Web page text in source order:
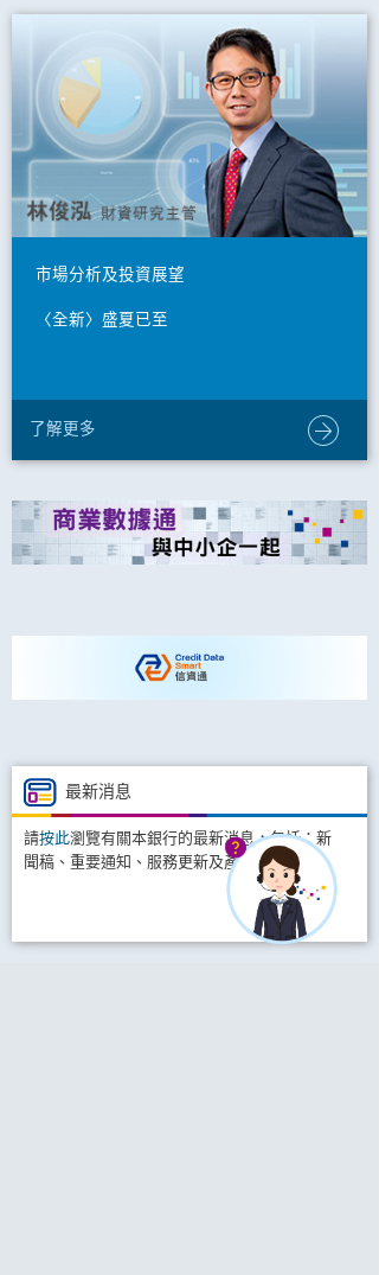
市場分析及投資展望
〈全新〉盛夏已至
了解更多
最新消息
請按此瀏覽有關本銀行的最新消息，包括：新
聞稿、重要通知、服務更新及產品資訊。